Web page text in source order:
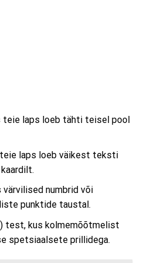
teie laps loeb tähti teisel pool
laps loeb väikest teksti
numbrid või
punktide taustal.
test, kus kolmemõõtmelist
spetsiaalsete prillidega.